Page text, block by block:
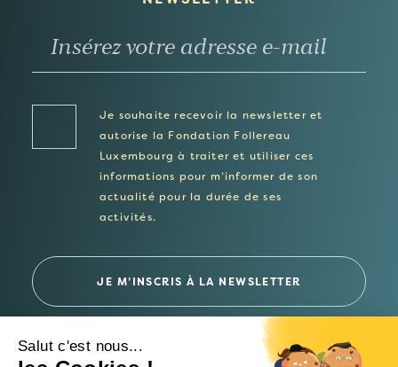
Je souhaite recevoir la newsletter et
autorise la Fondation Follereau
Luxembourg à traiter et utiliser ces
informations pour m’informer de son
actualité pour la durée de ses
activités.
Salut c'est nous...